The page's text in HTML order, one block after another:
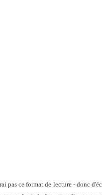
pas ce format de lecture - donc